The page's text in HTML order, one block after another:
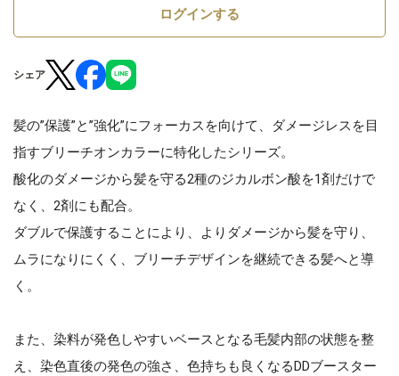
ログインする
シェア
髪の”保護”と”強化”にフォーカスを向けて、ダメージレスを目
指すブリーチオンカラーに特化したシリーズ。
酸化のダメージから髪を守る2種のジカルボン酸を1剤だけで
なく、2剤にも配合。
ダブルで保護することにより、よりダメージから髪を守り、
ムラになりにくく、ブリーチデザインを継続できる髪へと導
く。
また、染料が発色しやすいベースとなる毛髪内部の状態を整
え、染色直後の発色の強さ、色持ちも良くなるDDブースター